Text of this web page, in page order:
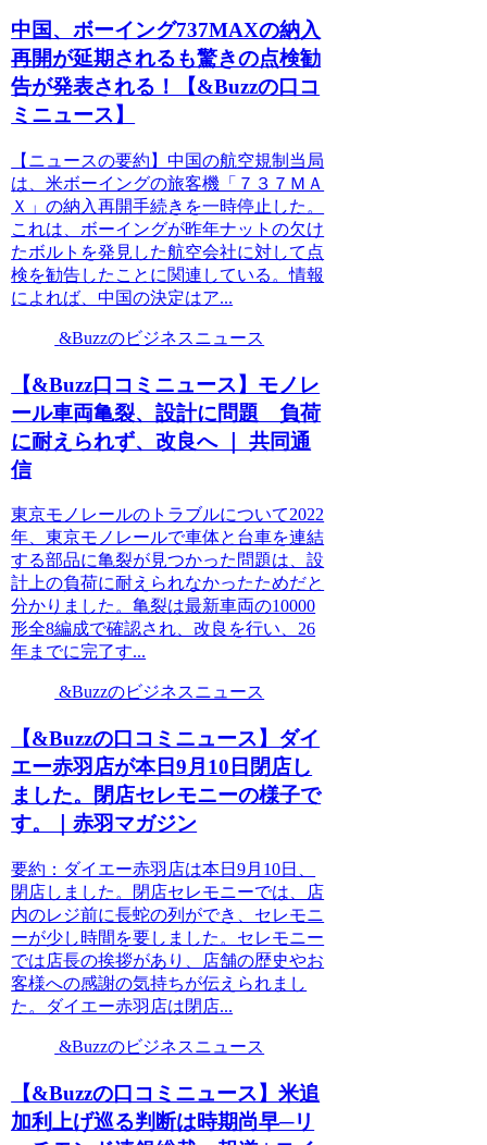
中国、ボーイング737MAXの納入
再開が延期されるも驚きの点検勧
告が発表される！【&Buzzの口コ
ミニュース】
【ニュースの要約】中国の航空規制当局
は、米ボーイングの旅客機「７３７ＭＡ
Ｘ」の納入再開手続きを一時停止した。
これは、ボーイングが昨年ナットの欠け
たボルトを発見した航空会社に対して点
検を勧告したことに関連している。情報
によれば、中国の決定はア...
&Buzzのビジネスニュース
【&Buzz口コミニュース】モノレ
ール車両亀裂、設計に問題 負荷
に耐えられず、改良へ ｜ 共同通
信
東京モノレールのトラブルについて2022
年、東京モノレールで車体と台車を連結
する部品に亀裂が見つかった問題は、設
計上の負荷に耐えられなかったためだと
分かりました。亀裂は最新車両の10000
形全8編成で確認され、改良を行い、26
年までに完了す...
&Buzzのビジネスニュース
【&Buzzの口コミニュース】ダイ
エー赤羽店が本日9月10日閉店し
ました。閉店セレモニーの様子で
す。｜赤羽マガジン
要約：ダイエー赤羽店は本日9月10日、
閉店しました。閉店セレモニーでは、店
内のレジ前に長蛇の列ができ、セレモニ
ーが少し時間を要しました。セレモニー
では店長の挨拶があり、店舗の歴史やお
客様への感謝の気持ちが伝えられまし
た。ダイエー赤羽店は閉店...
&Buzzのビジネスニュース
【&Buzzの口コミニュース】米追
加利上げ巡る判断は時期尚早─リ